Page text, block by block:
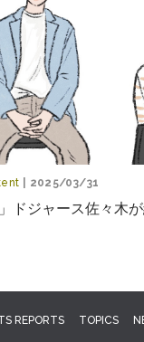
| 2025/03/31
ドジャース佐々木
REPORTS TOPICS